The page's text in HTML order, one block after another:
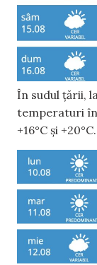
În sudul țării,
temperaturi
+16°C și +20°C.